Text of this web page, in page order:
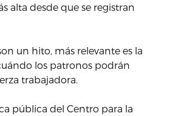
alta desde que se registran
un hito, más relevante es la
los patronos podrán
trabajadora.
pública del Centro para la